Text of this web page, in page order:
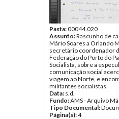
Pasta:00044.020
Assunto:Rascunho de
Mário Soares a Orlando
secretário coordenador
Federação do Porto do
Socialista, sobre a
comunicação social
viagem ao Norte, e
militantes socialistas.
Data: s.d.
Fundo:AMS - Arquivo
Tipo Documental:
Página(s):4